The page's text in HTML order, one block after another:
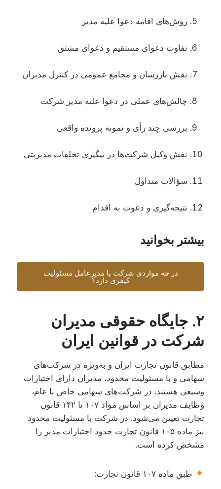
روش‌های اقامه دعوا علیه مدیر
تفاوت دعوای مستقیم و دعوای مشتق
نقش بازرسان و مجامع عمومی در کنترل مدیران
چالش‌های عملی در دعوا علیه مدیر شرکت
بررسی چند رأی و نمونه پرونده واقعی
نقش وکیل شرکت‌ها در پیگیری تخلفات مدیریتی
سؤالات متداول
نتیجه‌گیری و دعوت به اقدام
بیشتر بخوانید
در چه مواردی شرکت یا مدیرعامل مسئولیت
کیفری دارد؟
۲. جایگاه حقوقی مدیران
شرکت در قوانین ایران
مطابق قانون تجارت ایران و به‌ویژه در شرکت‌های
سهامی و با مسئولیت محدود، مدیران دارای اختیارات
وسیعی هستند. در شرکت‌های سهامی خاص یا عام،
وظایف مدیران بر اساس مواد ۱۰۷ تا ۱۴۲ قانون
تجارت تعیین می‌شود. در شرکت با مسئولیت محدود
نیز ماده ۱۰۵ قانون تجارت حدود اختیارات مدیر را
مشخص کرده است.
طبق ماده ۱۰۷ قانون تجارت: